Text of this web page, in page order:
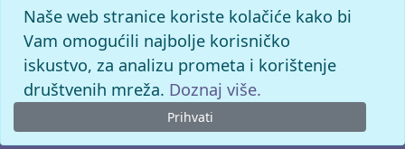
1 2 3 4 5 6 7 8 9 10 » Kraj
pronađenih odgovora: 45128; vrijeme izvršavanja upita: 147
ms
Naše web stranice koriste kolačiće kako bi
Vam omogućili najbolje korisničko
iskustvo, za analizu prometa i korištenje
društvenih mreža. Doznaj više.
Prihvati
© 2026. -Leksikografski zavodMiroslav Krleža